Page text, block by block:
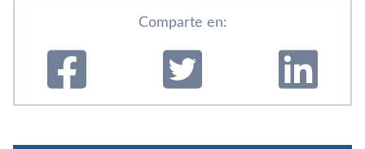
Comparte en: